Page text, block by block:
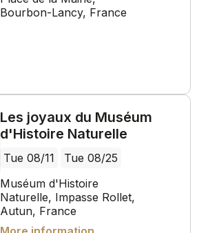
Bourbon-Lancy, France
Les joyaux du Muséum
d'Histoire Naturelle
Tue 08/11
Tue 08/25
Muséum d'Histoire
Naturelle, Impasse Rollet,
Autun, France